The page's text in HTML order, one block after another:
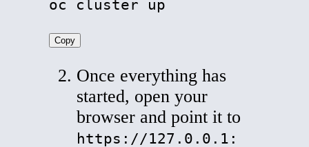
oc cluster up
Copy
Once everything has
started, open your
browser and point it to
https://127.0.0.1: